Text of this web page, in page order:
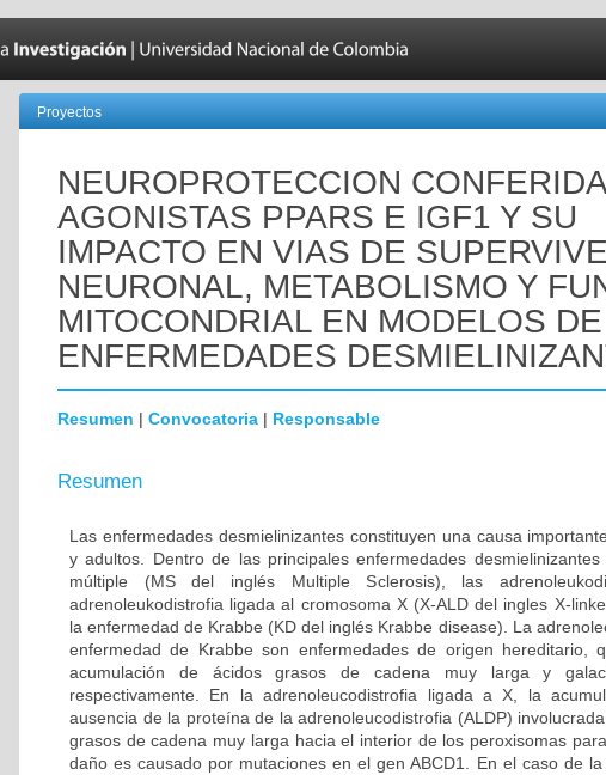
Proyectos
NEUROPROTECCION
AGONISTAS PPARS E IGF1 Y SU
IMPACTO EN VIAS DE
NEURONAL, METABOLISMO Y
MITOCONDRIAL EN MODELOS DE
ENFERMEDADES
Resumen | Convocatoria | Responsable
Resumen
Las enfermedades desmielinizantes constituyen una causa
y adultos. Dentro de las principales enfermedades
múltiple (MS del inglés Multiple Sclerosis), las
adrenoleukodistrofia ligada al cromosoma X (X-ALD del ingles X-
la enfermedad de Krabbe (KD del inglés Krabbe disease). La
enfermedad de Krabbe son enfermedades de origen hereditario,
acumulación de ácidos grasos de cadena muy larga y
respectivamente. En la adrenoleucodistrofia ligada a X, la
ausencia de la proteína de la adrenoleucodistrofia (ALDP)
grasos de cadena muy larga hacia el interior de los peroxisomas
daño es causado por mutaciones en el gen ABCD1. En el caso de